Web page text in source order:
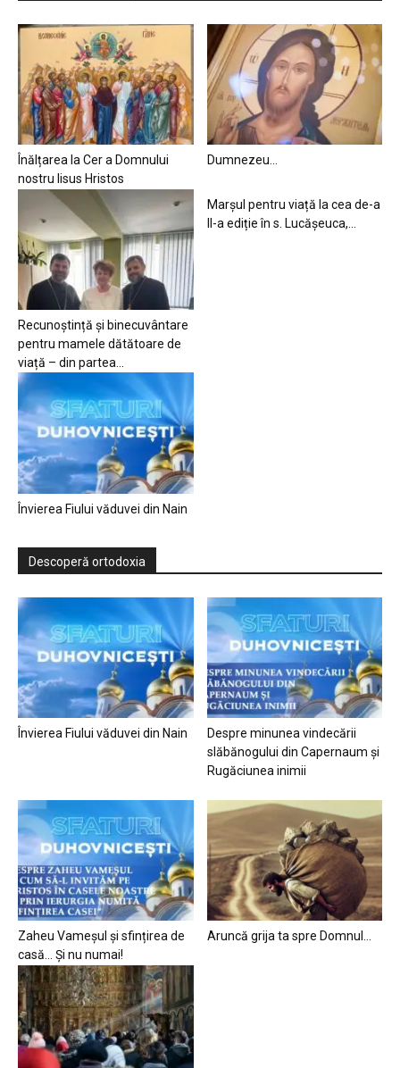
Înălțarea la Cer a Domnului
nostru Iisus Hristos
Dumnezeu…
Recunoștință și binecuvântare
pentru mamele dătătoare de
viață – din partea...
Marșul pentru viață la cea de-a
II-a ediție în s. Lucășeuca,...
Învierea Fiului văduvei din Nain
Descoperă ortodoxia
Învierea Fiului văduvei din Nain
Despre minunea vindecării
slăbănogului din Capernaum și
Rugăciunea inimii
Zaheu Vameșul și sfințirea de
casă… Și nu numai!
Aruncă grija ta spre Domnul…